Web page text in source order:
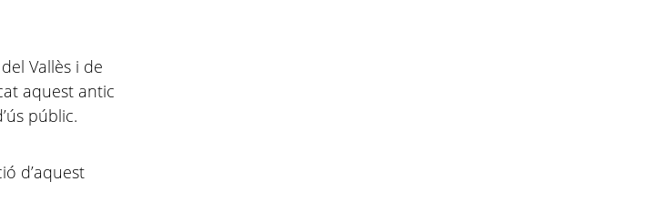
Vallès i de
aquest antic
públic.
d’aquest